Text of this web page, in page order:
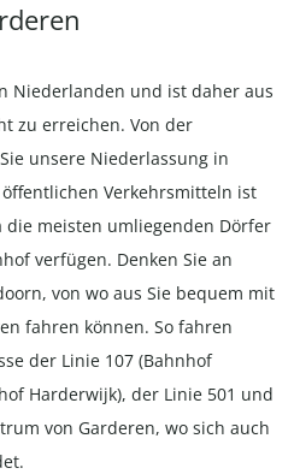
Niederlanden und ist daher aus
zu erreichen. Von der
unsere Niederlassung in
Verkehrsmitteln ist
meisten umliegenden Dörfer
verfügen. Denken Sie an
von wo aus Sie bequem mit
fahren können. So fahren
der Linie 107 (Bahnhof
Harderwijk), der Linie 501 und
von Garderen, wo sich auch